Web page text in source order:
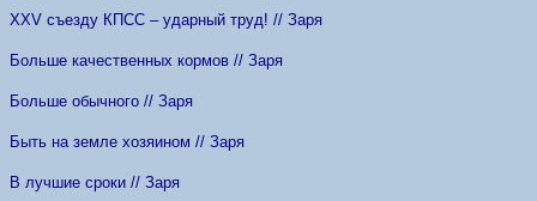
XXV съезду КПСС – ударный труд! // Заря
Больше качественных кормов // Заря
Больше обычного // Заря
Быть на земле хозяином // Заря
В лучшие сроки // Заря